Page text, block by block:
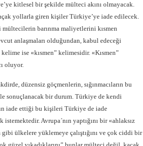
kitlesel bir şekilde mülteci akını olmayacak.
yollarla giren kişiler Türkiye’ye iade edilecek.
barınma maliyetlerini kısmen
anlaşmaları olduğundan, kabul edeceği
ise «kısmen” kelimesidir. «Kısmen”
oluyor.
düzensiz göçmenlerin, sığınmacıların bu
sonuçlanacak bir durum. Türkiye de kendi
iade ettiği bu kişileri Türkiye de iade
Avrupa´nın yaptığını bir «ahlaksız
ülkelere yüklemeye çalıştığını ve çok ciddi bir